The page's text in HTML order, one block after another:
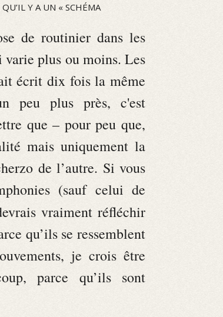
Y A UN « SCHÉMA
de routinier dans les
plus ou moins. Les
écrit dix fois la même
peu plus près, c'est
que – pour peu que,
mais uniquement la
de l’autre. Si vous
(sauf celui de
vraiment réfléchir
qu’ils se ressemblent
je crois être
parce qu’ils sont